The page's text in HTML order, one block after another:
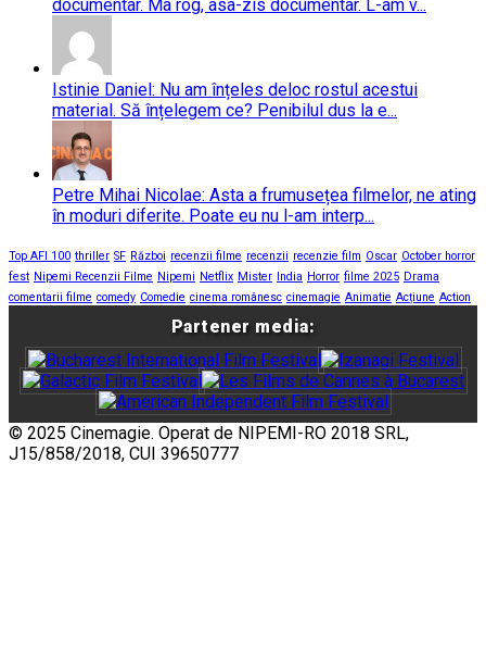
documentar. Ma rog, asa-zis documentar. L-am v...
Istinie Daniel: Nu am înțeles deloc rostul acestui
material. Să înțelegem ce? Penibilul dus la e...
Petre Mihai Nicolae: Asta a frumusețea filmelor, ne ating
în moduri diferite. Poate eu nu l-am interp...
Top AFI 100 thriller SF Război recenzii filme recenzii recenzie film Oscar October horror
fest Nipemi Recenzii Filme Nipemi Netflix Mister India Horror filme 2025 Drama
comentarii filme comedy Comedie cinema românesc cinemagie Animatie Acțiune Action
Partener media:
© 2025 Cinemagie. Operat de NIPEMI-RO 2018 SRL,
J15/858/2018, CUI 39650777